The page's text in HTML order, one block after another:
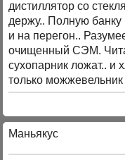
дистиллятор со
держу.. Полную
и на перегон..
очищенный СЭМ.
сухопарник ложат.. и
только
Маньякус